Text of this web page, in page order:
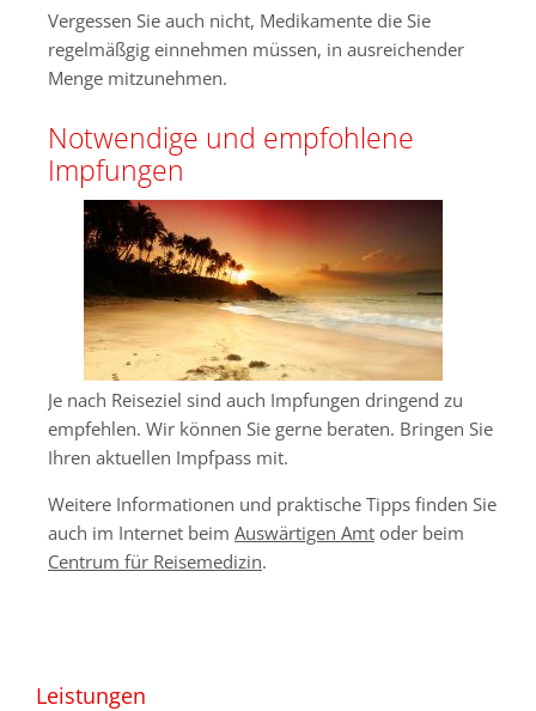
Vergessen Sie auch nicht, Medikamente die Sie
regelmäßgig einnehmen müssen, in ausreichender
Menge mitzunehmen.
Notwendige und empfohlene
Impfungen
Je nach Reiseziel sind auch Impfungen dringend zu
empfehlen. Wir können Sie gerne beraten. Bringen Sie
Ihren aktuellen Impfpass mit.
Weitere Informationen und praktische Tipps finden Sie
auch im Internet beim Auswärtigen Amt oder beim
Centrum für Reisemedizin.
Leistungen
Lorem ipsum dolor sit amet, consectetuer
adipiscing elit. Aenean commodo ligula eget dolor.
MEHR INFOS
Modern & Simple
Lorem ipsum dolor sit amet, consectetuer
adipiscing elit. Aenean commodo ligula eget dolor.
MEHR INFOS